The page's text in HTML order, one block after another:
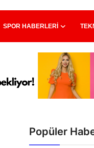
SPOR HABERLERI
Popüler